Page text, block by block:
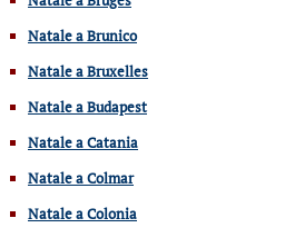
Natale a Brunico
Natale a Bruxelles
Natale a Budapest
Natale a Catania
Natale a Colmar
Natale a Colonia